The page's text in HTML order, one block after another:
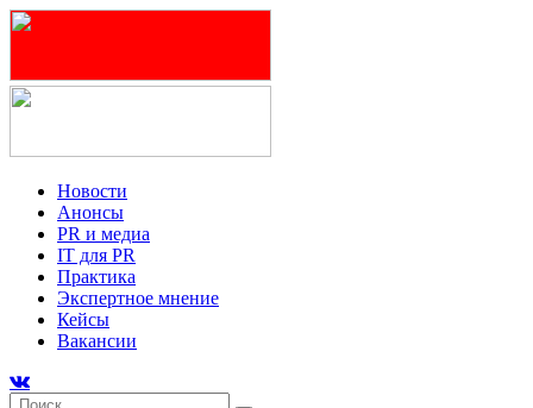
Новости
Анонсы
PR и медиа
IT для PR
Практика
Экспертное мнение
Кейсы
Вакансии